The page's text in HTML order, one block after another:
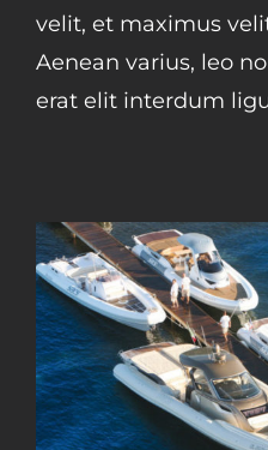
velit, et maximus
Aenean varius, leo
erat elit interdum